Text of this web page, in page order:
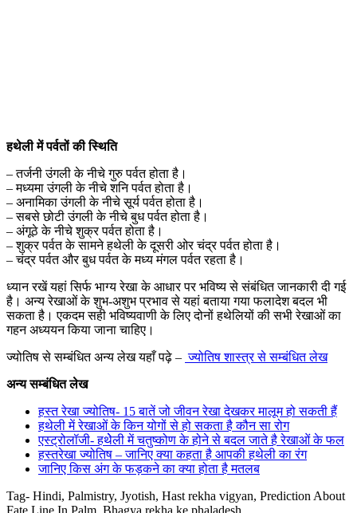
हथेली में पर्वतों की स्थिति
– तर्जनी उंगली के नीचे गुरु पर्वत होता है।
– मध्यमा उंगली के नीचे शनि पर्वत होता है।
– अनामिका उंगली के नीचे सूर्य पर्वत होता है।
– सबसे छोटी उंगली के नीचे बुध पर्वत होता है।
– अंगूठे के नीचे शुक्र पर्वत होता है।
– शुक्र पर्वत के सामने हथेली के दूसरी ओर चंद्र पर्वत होता है।
– चंद्र पर्वत और बुध पर्वत के मध्य मंगल पर्वत रहता है।
ध्यान रखें यहां सिर्फ भाग्य रेखा के आधार पर भविष्य से संबंधित जानकारी दी गई
है। अन्य रेखाओं के शुभ-अशुभ प्रभाव से यहां बताया गया फलादेश बदल भी
सकता है। एकदम सही भविष्यवाणी के लिए दोनों हथेलियों की सभी रेखाओं का
गहन अध्ययन किया जाना चाहिए।
ज्योतिष से सम्बंधित अन्य लेख यहाँ पढ़े – ज्योतिष शास्त्र से सम्बंधित लेख
अन्य सम्बंधित लेख
हस्त रेखा ज्योतिष- 15 बातें जो जीवन रेखा देखकर मालूम हो सकती हैं
हथेली में रेखाओं के किन योगों से हो सकता है कौन सा रोग
एस्ट्रोलॉजी- हथेेली में चतुष्कोण के होने से बदल जाते है रेखाओं के फल
हस्तरेखा ज्योतिष – जानिए क्या कहता है आपकी हथेली का रंग
जानिए किस अंग के फड़कने का क्या होता है मतलब
Tag- Hindi, Palmistry, Jyotish, Hast rekha vigyan, Prediction About
Fate Line In Palm, Bhagya rekha ke phaladesh,